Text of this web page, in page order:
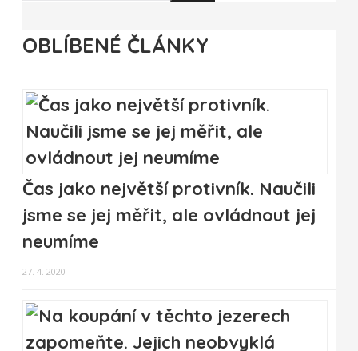
OBLÍBENÉ ČLÁNKY
Čas jako největší protivník. Naučili
jsme se jej měřit, ale ovládnout jej
neumíme
27. 4. 2020